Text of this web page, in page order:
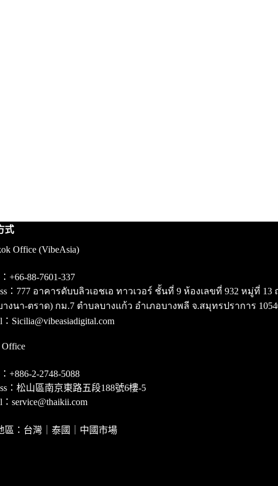
式
Office (VibeAsia)
+66-88-7601-337
：777 อาคารดับบลิวเอชเอ ทาวเวอร์ ชั้นที่ 9 ห้องเลขที่ 932 หมู่ที่ 13
างนา-ตราด) กม.7 ตำบลบางแก้ว อำเภอบางพลี จ.สมุทรปราการ
Sicilia@vibeasiadigital.com
Office
+886-2-2748-5088
：松山區南京東路五段188號6樓-5
service@thaikii.com
區：台灣｜泰國｜中國市場